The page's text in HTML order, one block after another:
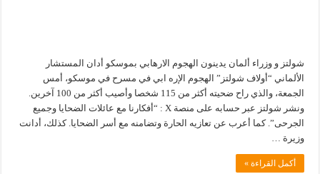
شولتز و وزراء ألمان يدينون الهجوم الارهابي بموسكو أدان المستشار
الألماني “أولاف شولتز” الهجوم الإره ابي في مسرح في موسكو، أمس
الجمعة، والذي راح ضحيته أكثر من 115 شخصا وأصيب أكثر من 100 آخرين.
ونشر شولتز عبر حسابه على منصة X : “أفكارنا مع عائلات الضحايا وجميع
الجرحى”. كما أعرب عن تعازيه الحارة وتضامنه مع أسر الضحايا. كذلك، أدانت
وزيرة …
أكمل القراءة »